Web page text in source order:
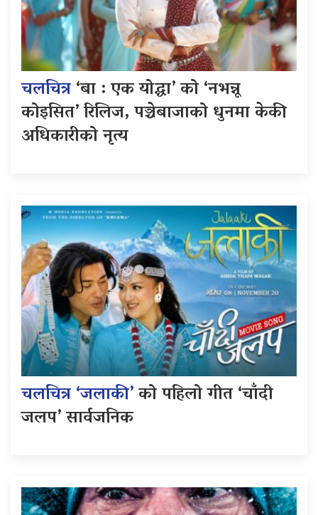
चलचित्र‘बा : एक योद्धा’ को ‘नभन्नू
कोइसित’ रिलिज, पञ्चेबाजाको धुनमा केकी
अधिकारीको नृत्य
चलचित्र ‘जलाकी’को पहिलो गीत ‘चाँदी
जलप’ सार्वजनिक